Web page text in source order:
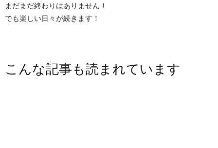
まだまだ終わりはありません！
でも楽しい日々が続きます！
こんな記事も読まれています